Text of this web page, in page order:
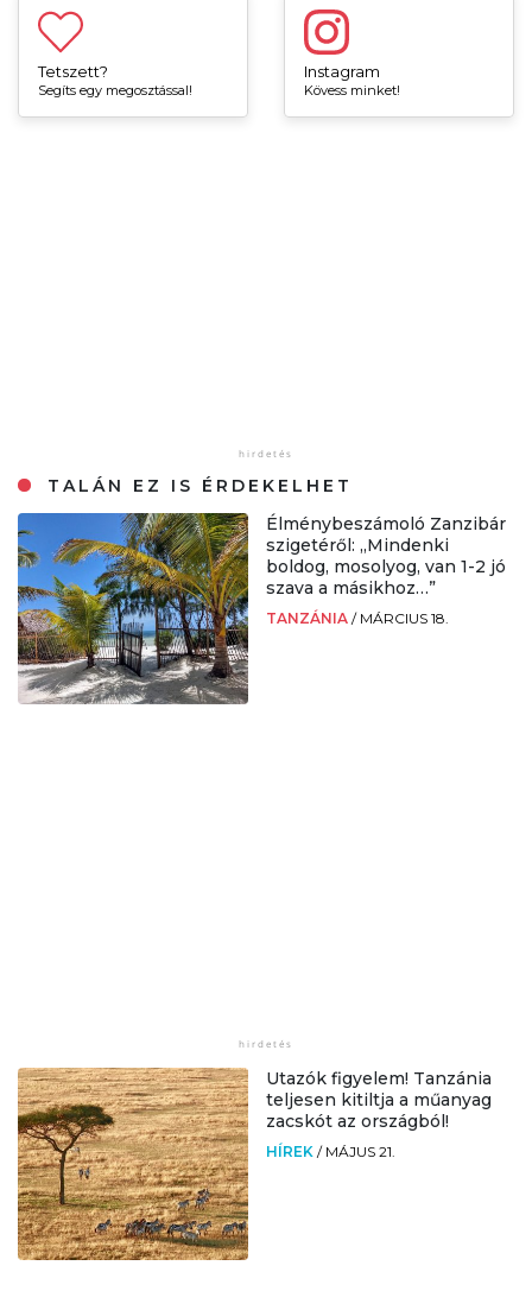
Tetszett?
Segíts egy megosztással!
Instagram
Kövess minket!
TALÁN EZ IS ÉRDEKELHET
Élménybeszámoló Zanzibár
szigetéről: „Mindenki
boldog, mosolyog, van 1-2 jó
szava a másikhoz…”
TANZÁNIA / MÁRCIUS 18.
Utazók figyelem! Tanzánia
teljesen kitiltja a műanyag
zacskót az országból!
HÍREK / MÁJUS 21.